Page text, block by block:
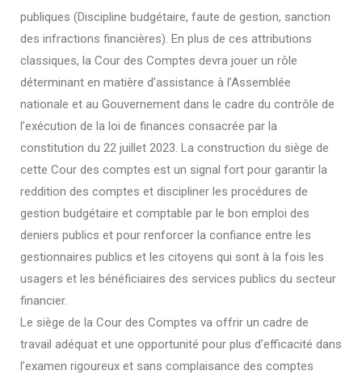
publiques (Discipline budgétaire, faute de gestion, sanction
des infractions financières). En plus de ces attributions
classiques, la Cour des Comptes devra jouer un rôle
déterminant en matière d’assistance à l’Assemblée
nationale et au Gouvernement dans le cadre du contrôle de
l’exécution de la loi de finances consacrée par la
constitution du 22 juillet 2023. La construction du siège de
cette Cour des comptes est un signal fort pour garantir la
reddition des comptes et discipliner les procédures de
gestion budgétaire et comptable par le bon emploi des
deniers publics et pour renforcer la confiance entre les
gestionnaires publics et les citoyens qui sont à la fois les
usagers et les bénéficiaires des services publics du secteur
financier.
Le siège de la Cour des Comptes va offrir un cadre de
travail adéquat et une opportunité pour plus d’efficacité dans
l’examen rigoureux et sans complaisance des comptes